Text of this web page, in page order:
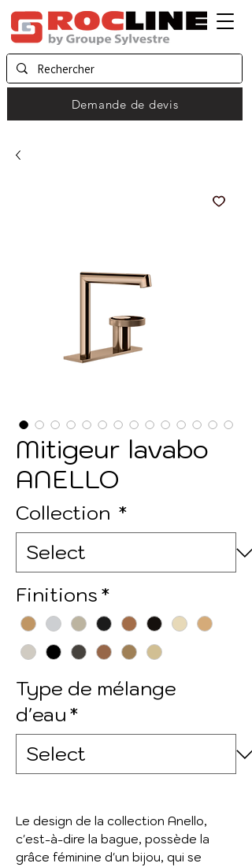
Demande de devis
Mitigeur lavabo
ANELLO
Collection *
Finitions*
Type de mélange
d'eau*
Le design de la collection Anello,
c'est-à-dire la bague, possède la
grâce féminine d'un bijou, qui se